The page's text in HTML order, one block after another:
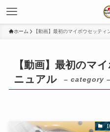
ホーム 【動画】最初のマイボウセッティ
【動画】最初のマ
ニュアル
– category –
【